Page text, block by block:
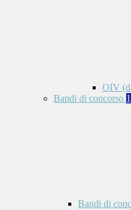
OIV
Bandi di concorso
Bandi di